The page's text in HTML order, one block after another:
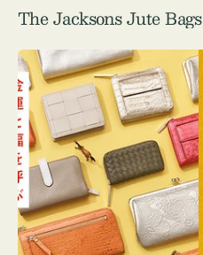
The Jacksons Jute Bags